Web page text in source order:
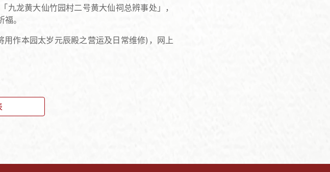
龙黄大仙竹园村二号黄大仙祠总辨事处」，
。
作本园太岁元辰殿之营运及日常维修)，网上